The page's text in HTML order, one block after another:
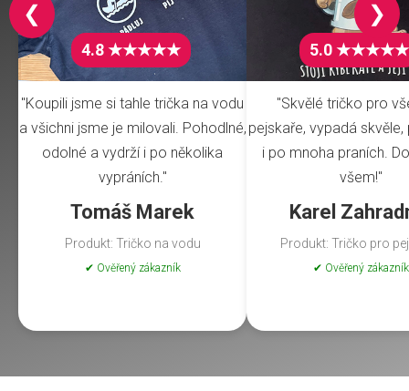
4.8 ★★★★★
"Koupili jsme si tahle trička na vodu
a všichni jsme je milovali. Pohodlné,
odolné a vydrží i po několika
vypráních."
Tomáš Marek
Produkt: Tričko na vodu
✔ Ověřený zákazník
5.0 ★★★★★
"Skvělé tričko pro
pejskaře, vypadá
i po mnoha praních.
všem!"
Karel
Produkt: Tričko pro
✔ Ověřený zákazník
❮ ❯